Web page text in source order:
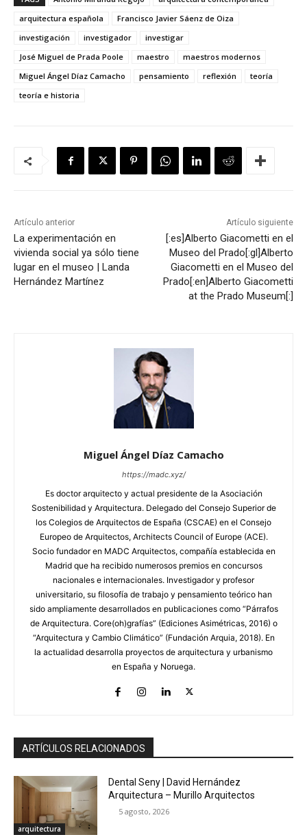
arquitectura española
Francisco Javier Sáenz de Oiza
investigación
investigador
investigar
José Miguel de Prada Poole
maestro
maestros modernos
Miguel Ángel Díaz Camacho
pensamiento reflexión
teoría
teoría e historia
Artículo anterior
La experimentación en
vivienda social ya sólo tiene
lugar en el museo | Landa
Hernández Martínez
Artículo siguiente
[:es]Alberto Giacometti en el
Museo del Prado[:gl]Alberto
Giacometti en el Museo del
Prado[:en]Alberto Giacometti
at the Prado Museum[:]
Miguel Ángel Díaz Camacho
https://madc.xyz/
Es doctor arquitecto y actual presidente de la Asociación
Sostenibilidad y Arquitectura. Delegado del Consejo Superior de
los Colegios de Arquitectos de España (CSCAE) en el Consejo
Europeo de Arquitectos, Architects Council of Europe (ACE).
Socio fundador en MADC Arquitectos, compañía establecida en
Madrid que ha recibido numerosos premios en concursos
nacionales e internacionales. Investigador y profesor
universitario, su filosofía de trabajo y pensamiento teórico han
sido ampliamente desarrollados en publicaciones como “Párrafos
de Arquitectura. Core(oh)grafías” (Ediciones Asimétricas, 2016) o
“Arquitectura y Cambio Climático” (Fundación Arquia, 2018). En
la actualidad desarrolla proyectos de arquitectura y urbanismo
en España y Noruega.
ARTÍCULOS RELACIONADOS
arquitectura
Dental Seny | David Hernández
Arquitectura – Murillo Arquitectos
5 agosto, 2026